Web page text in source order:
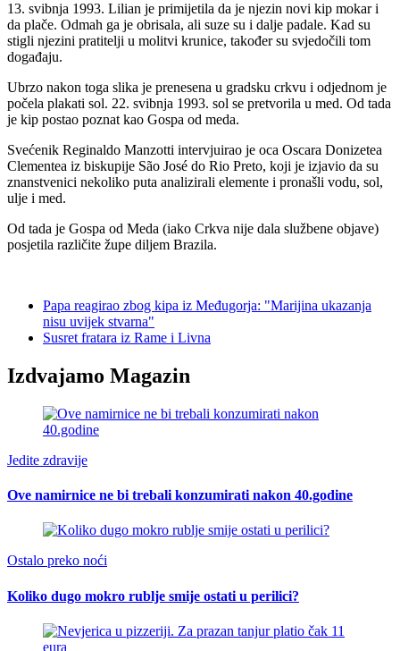
13. svibnja 1993. Lilian je primijetila da je njezin novi kip mokar i
da plače. Odmah ga je obrisala, ali suze su i dalje padale. Kad su
stigli njezini pratitelji u molitvi krunice, također su svjedočili tom
događaju.
Ubrzo nakon toga slika je prenesena u gradsku crkvu i odjednom je
počela plakati sol. 22. svibnja 1993. sol se pretvorila u med. Od tada
je kip postao poznat kao Gospa od meda.
Svećenik Reginaldo Manzotti intervjuirao je oca Oscara Donizetea
Clementea iz biskupije São José do Rio Preto, koji je izjavio da su
znanstvenici nekoliko puta analizirali elemente i pronašli vodu, sol,
ulje i med.
Od tada je Gospa od Meda (iako Crkva nije dala službene objave)
posjetila različite župe diljem Brazila.
Papa reagirao zbog kipa iz Međugorja: "Marijina ukazanja
nisu uvijek stvarna"
Susret fratara iz Rame i Livna
Izdvajamo Magazin
Jedite zdravije
Ove namirnice ne bi trebali konzumirati nakon 40.godine
Ostalo preko noći
Koliko dugo mokro rublje smije ostati u perilici?